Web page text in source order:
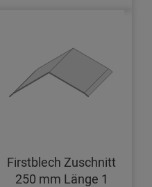
Firstblech Zuschnitt
250 mm Länge 1